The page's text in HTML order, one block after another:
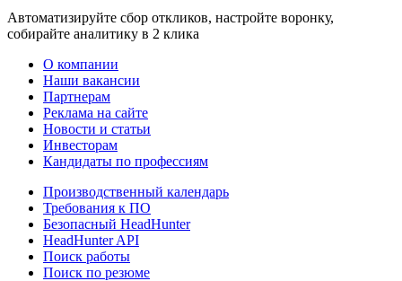
Автоматизируйте сбор откликов, настройте воронку,
собирайте аналитику в 2 клика
О компании
Наши вакансии
Партнерам
Реклама на сайте
Новости и статьи
Инвесторам
Кандидаты по профессиям
Производственный календарь
Требования к ПО
Безопасный HeadHunter
HeadHunter API
Поиск работы
Поиск по резюме